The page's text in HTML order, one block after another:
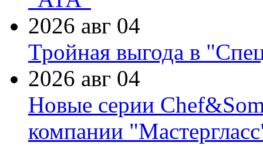
2026 авг 04
Тройная выгода в
2026 авг 04
Новые серии
компании